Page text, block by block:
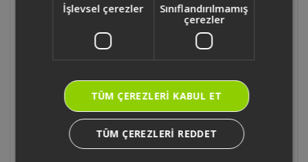
OK006 OKKA - Arzum Minio Duo Türk
Kahvesi Makinesinin cezvesi metal midir?
Ürünün temizliğinde dikkat edilecek
hususlar nelerdir?
Cihazın pişirme haznesinde farklı sıvılar
pişirebilir miyim?
İşlevsel çerezler
Sınıflandırılmamış
çerezler
TÜM ÇEREZLERI KABUL ET
TÜM ÇEREZLERI REDDET